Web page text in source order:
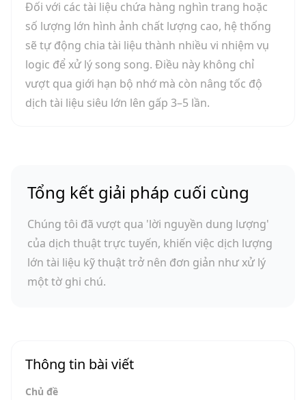
Đối với các tài liệu chứa hàng nghìn trang hoặc
số lượng lớn hình ảnh chất lượng cao, hệ thống
sẽ tự động chia tài liệu thành nhiều vi nhiệm vụ
logic để xử lý song song. Điều này không chỉ
vượt qua giới hạn bộ nhớ mà còn nâng tốc độ
dịch tài liệu siêu lớn lên gấp 3–5 lần.
Tổng kết giải pháp cuối cùng
Chúng tôi đã vượt qua 'lời nguyền dung lượng'
của dịch thuật trực tuyến, khiến việc dịch lượng
lớn tài liệu kỹ thuật trở nên đơn giản như xử lý
một tờ ghi chú.
Thông tin bài viết
Chủ đề